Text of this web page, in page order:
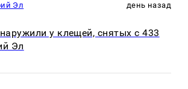
Эл день назад
у клещей, снятых с 433
Эл